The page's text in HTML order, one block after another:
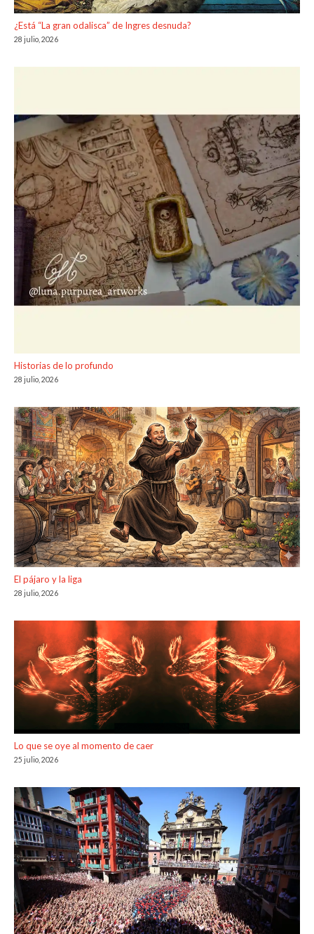
¿Está “La gran odalisca” de Ingres desnuda?
28 julio, 2026
Historias de lo profundo
28 julio, 2026
El pájaro y la liga
28 julio, 2026
Lo que se oye al momento de caer
25 julio, 2026